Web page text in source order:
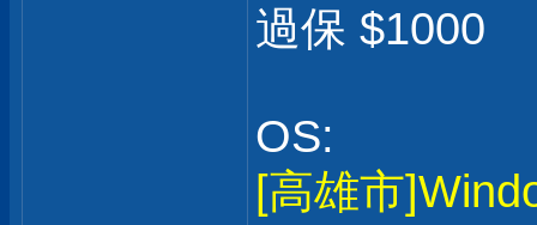
過保 $1000
OS:
[高雄市